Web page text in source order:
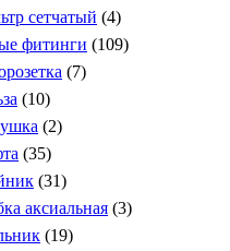
сетчатый (4)
фитинги (109)
(7)
(10)
(2)
(35)
(31)
аксиальная (3)
(19)